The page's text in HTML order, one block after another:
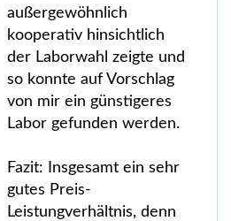
außergewöhnlich
kooperativ hinsichtlich
der Laborwahl zeigte und
so konnte auf Vorschlag
von mir ein günstigeres
Labor gefunden werden.
Fazit: Insgesamt ein sehr
gutes Preis-
Leistungverhältnis, denn